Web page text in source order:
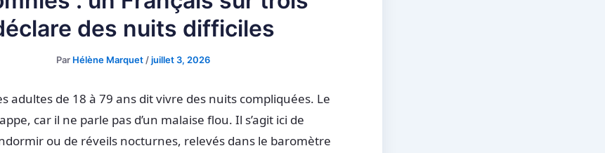
des nuits difficiles
Par Hélène Marquet /juillet 3, 2026
adultes de 18 à 79 ans dit vivre des nuits compliquées. Le
car il ne parle pas d’un malaise flou. Il s’agit ici de
ou de réveils nocturnes, relevés dans le baromètre